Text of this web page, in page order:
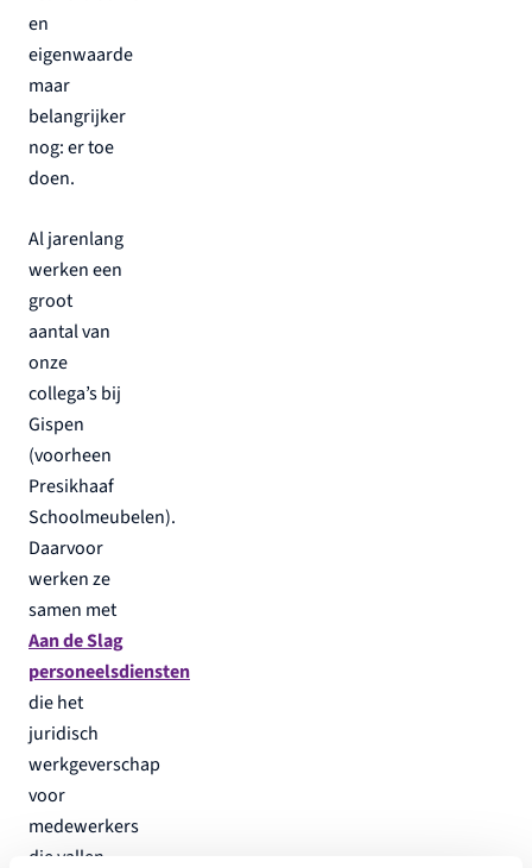
en
eigenwaarde
maar
belangrijker
nog: er toe
doen.
Al jarenlang
werken een
groot
aantal van
onze
collega’s bij
Gispen
(voorheen
Presikhaaf
Schoolmeubelen).
Daarvoor
werken ze
samen met
Aan de Slag
personeelsdiensten
die het
juridisch
werkgeverschap
voor
medewerkers
die vallen